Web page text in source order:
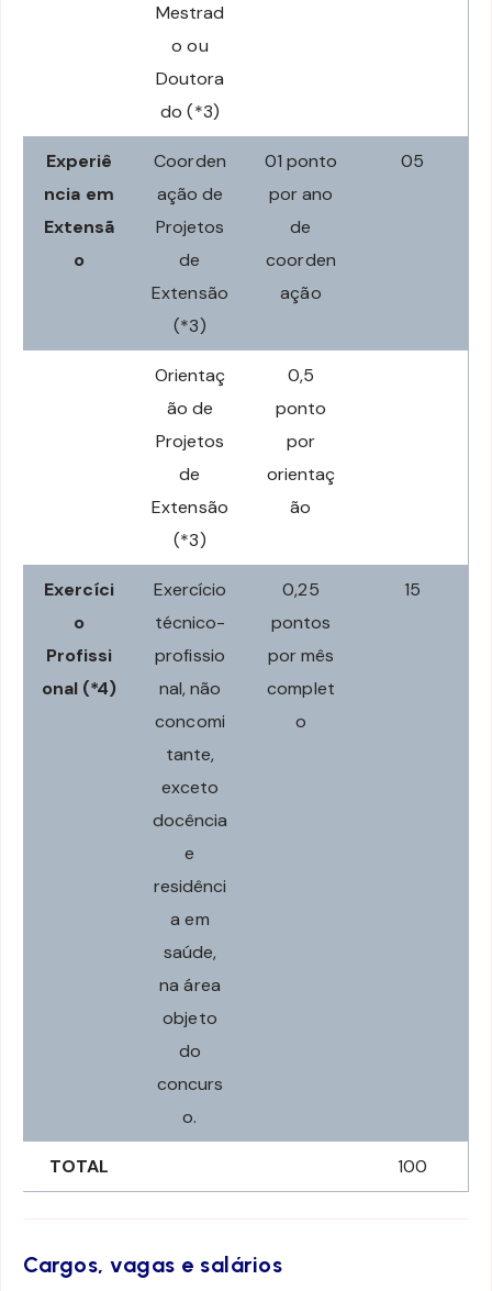
Mestrad
o ou
Doutora
do (*3)
Experiê
ncia em
Extensã
o
Coorden
ação de
Projetos
de
Extensão
(*3)
01 ponto
por ano
de
coorden
ação
05
Orientaç
ão de
Projetos
de
Extensão
(*3)
0,5
ponto
por
orientaç
ão
Exercíci
o
Profissi
onal (*4)
Exercício
técnico-
profissio
nal, não
concomi
tante,
exceto
docência
e
residênci
a em
saúde,
na área
objeto
do
concurs
o.
0,25
pontos
por mês
complet
o
15
TOTAL 100
Cargos, vagas e salários